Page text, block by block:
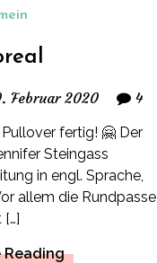
Februar 2020 4
fertig! 🤗 Der
Steingass
in engl. Sprache,
allem die Rundpasse
[…]
Reading